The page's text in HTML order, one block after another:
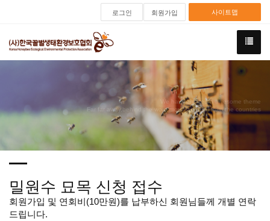
로그인 회원가입 사이트맵
We have created a awesome theme
Far far away,behind the word mountains, far from the countries
밀원수 묘목 신청 접수
회원가입 및 연회비(10만원)를 납부하신 회원님들께 개별 연락
드립니다.